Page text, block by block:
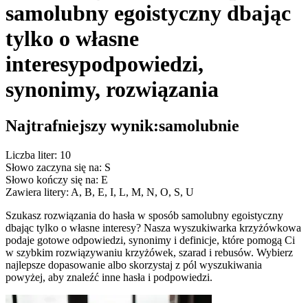
samolubny egoistyczny dbając
tylko o własne
interesypodpowiedzi,
synonimy, rozwiązania
Najtrafniejszy wynik:samolubnie
Liczba liter: 10
Słowo zaczyna się na: S
Słowo kończy się na: E
Zawiera litery: A, B, E, I, L, M, N, O, S, U
Szukasz rozwiązania do hasła w sposób samolubny egoistyczny
dbając tylko o własne interesy? Nasza wyszukiwarka krzyżówkowa
podaje gotowe odpowiedzi, synonimy i definicje, które pomogą Ci
w szybkim rozwiązywaniu krzyżówek, szarad i rebusów. Wybierz
najlepsze dopasowanie albo skorzystaj z pól wyszukiwania
powyżej, aby znaleźć inne hasła i podpowiedzi.